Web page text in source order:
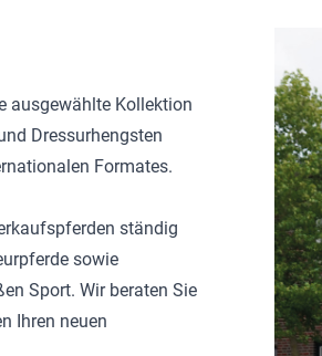
ausgewählte Kollektion
Dressurhengsten
Formates.
ständig
sowie
Sport. Wir beraten Sie
Ihren neuen